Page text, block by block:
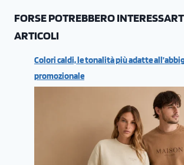
FORSE POTREBBERO
ARTICOLI
Colori caldi, le tonalità più adatte
promozionale